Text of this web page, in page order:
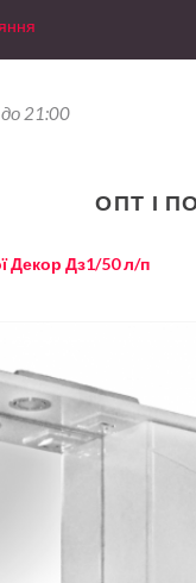
21:00
ОПТ І
Декор Дз1/50 л/п